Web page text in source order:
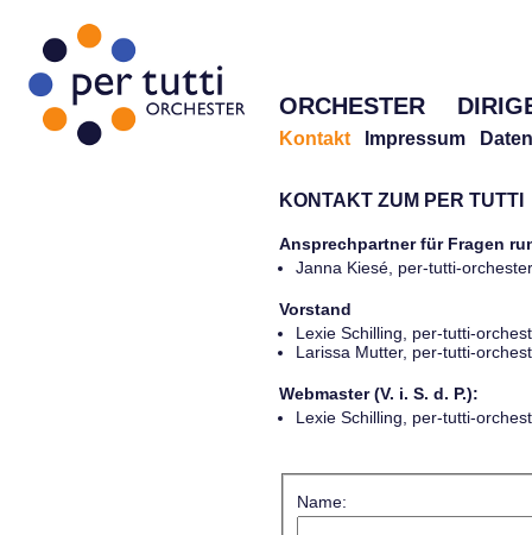
ORCHESTER
Kontakt Impressum
KONTAKT ZUM PER TUTTI
Ansprechpartner für Fragen
Janna Kiesé, per-tutti-
Vorstand
Lexie Schilling, per-tutti-
Larissa Mutter, per-tutti-
Webmaster (V. i. S. d. P.):
Lexie Schilling, per-tutti-
Name: